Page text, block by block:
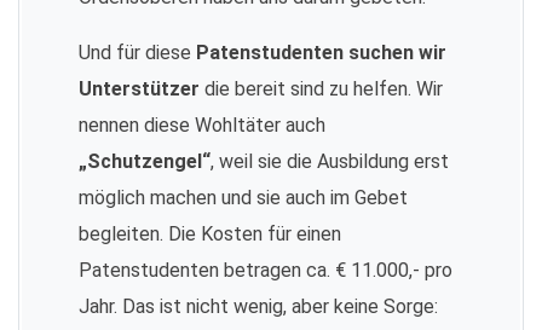
Und für diese Patenstudenten suchen wir
Unterstützer die bereit sind zu helfen. Wir
nennen diese Wohltäter auch
„Schutzengel“, weil sie die Ausbildung erst
möglich machen und sie auch im Gebet
begleiten. Die Kosten für einen
Patenstudenten betragen ca. € 11.000,- pro
Jahr. Das ist nicht wenig, aber keine Sorge: